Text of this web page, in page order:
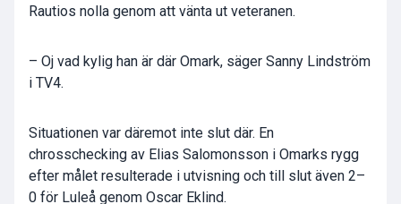
Rautios nolla genom att vänta ut veteranen.
– Oj vad kylig han är där Omark, säger Sanny Lindström
i TV4.
Situationen var däremot inte slut där. En
chrosschecking av Elias Salomonsson i Omarks rygg
efter målet resulterade i utvisning och till slut även 2–
0 för Luleå genom Oscar Eklind.